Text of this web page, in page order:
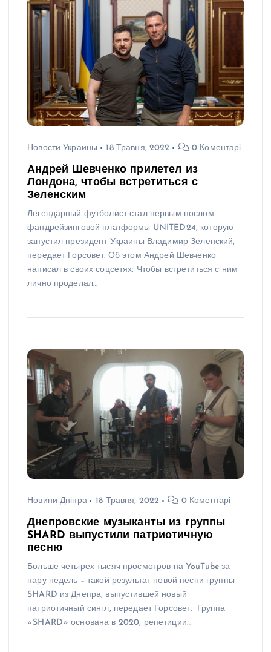
Новости Украины 18 Травня, 2022 0 Коментарі
Андрей Шевченко прилетел из
Лондона, чтобы встретиться с
Зеленским
Легендарный футболист стал первым послом
фандрейзинговой платформы UNITED24, которую
запустил президент Украины Владимир Зеленский,
передает Горсовет. Об этом Андрей Шевченко
написал в своих соцсетях: Чтобы встретиться с ним
лично проделал…
Новини Дніпра 18 Травня, 2022 0 Коментарі
Днепровские музыканты из группы
SHARD выпустили патриотичную
песню
Больше четырех тысяч просмотров на YouTube за
пару недель – такой результат новой песни группы
SHARD из Днепра, выпустившей новый
патриотичный сингл, передает Горсовет. Группа
«SHARD» основана в 2020, репетиции…